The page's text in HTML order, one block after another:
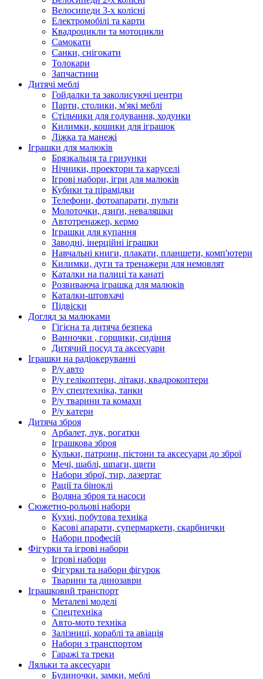
Велосипеди 3-х колісні
Електромобілі та карти
Квадроцикли та мотоцикли
Самокати
Санки, снігокати
Толокари
Запчастини
Дитячі меблі
Гойдалки та заколисуючі центри
Парти, столики, м'які меблі
Стільчики для годування, ходунки
Килимки, кошики для іграшок
Ліжка та манежі
Іграшки для малюків
Брязкальця та гризунки
Нічники, проектори та каруселі
Ігрові набори, ігри для малюків
Кубики та пірамідки
Телефони, фотоапарати, пульти
Молоточки, дзиґи, неваляшки
Автотренажер, кермо
Іграшки для купання
Заводні, інерційні іграшки
Навчальні книги, плакати, планшети, комп'ютери
Килимки, дуги та тренажери для немовлят
Каталки на палиці та канаті
Розвиваюча іграшка для малюків
Каталки-штовхачі
Підвіски
Догляд за малюками
Гігієна та дитяча безпека
Ванночки , горщики, сидіння
Дитячий посуд та аксесуари
Іграшки на радіокеруванні
Р/у авто
Р/у гелікоптери, літаки, квадрокоптери
Р/у спецтехніка, танки
Р/у тварини та комахи
Р/у катери
Дитяча зброя
Арбалет, лук, рогатки
Іграшкова зброя
Кульки, патрони, пістони та аксесуари до зброї
Мечі, шаблі, шпаги, щити
Набори зброї, тир, лазертаг
Рації та біноклі
Водяна зброя та насоси
Сюжетно-рольові набори
Кухні, побутова техніка
Касові апарати, супермаркети, скарбнички
Набори професій
Фігурки та ігрові набори
Ігрові набори
Фігурки та набори фігурок
Тварини та динозаври
Іграшковий транспорт
Металеві моделі
Спецтехніка
Авто-мото техніка
Залізниці, кораблі та авіація
Набори з транспортом
Гаражі та треки
Ляльки та аксесуари
Будиночки, замки, меблі